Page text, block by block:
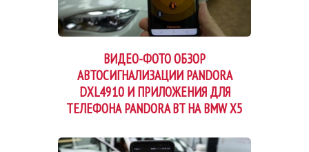
ВИДЕО-ФОТО ОБЗОР
АВТОСИГНАЛИЗАЦИИ PANDORA
DXL4910 И ПРИЛОЖЕНИЯ ДЛЯ
ТЕЛЕФОНА PANDORA BT НА BMW X5